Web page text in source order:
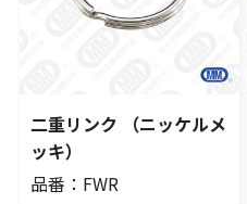
二重リンク （ニッケルメ
ッキ）
品番：FWR